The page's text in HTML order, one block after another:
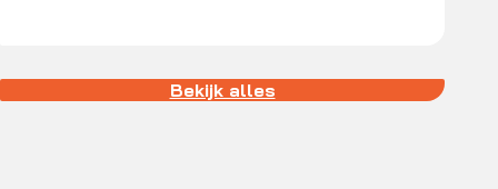
Bekijk alles